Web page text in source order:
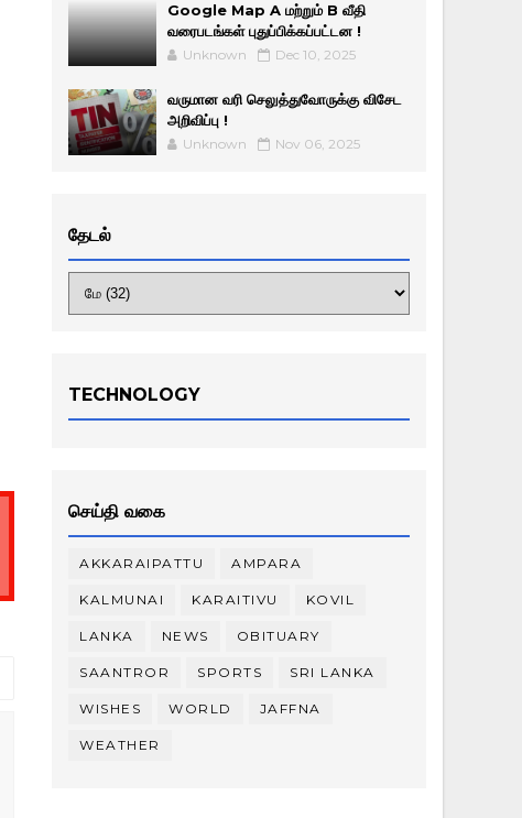
Google Map A மற்றும் B வீதி
வரைபடங்கள் புதுப்பிக்கப்பட்டன !
Unknown Dec 10, 2025
வருமான வரி செலுத்துவோருக்கு விசேட
அறிவிப்பு !
Unknown Nov 06, 2025
தேடல்
TECHNOLOGY
செய்தி வகை
AKKARAIPATTU AMPARA
KALMUNAI KARAITIVU KOVIL
LANKA NEWS OBITUARY
SAANTROR SPORTS SRI LANKA
WISHES WORLD JAFFNA
WEATHER